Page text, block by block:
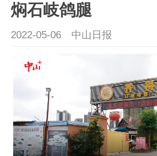
焖石岐鸽腿
2022-05-06 中山日报